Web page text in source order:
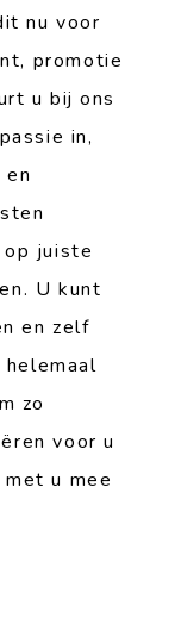
nu voor
promotie
u bij ons
in,
juiste
U kunt
en zelf
zo
voor u
u mee